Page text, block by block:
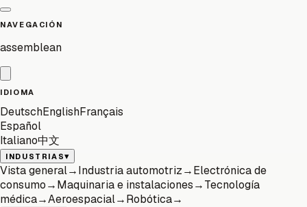
NAVEGACIÓN
assemblean
IDIOMA
DeutschEnglishFrançais
Español
Italiano中文
INDUSTRIAS▾
Vista general→Industria automotriz→Electrónica de
consumo→Maquinaria e instalaciones→Tecnología
médica→Aeroespacial→Robótica→